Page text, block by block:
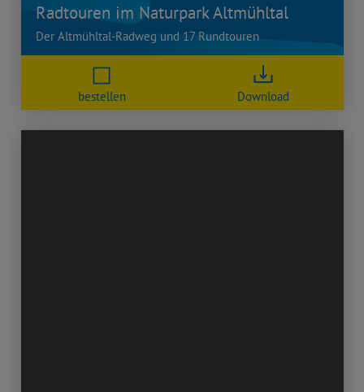
Radtouren im Naturpark Altmühltal
Der Altmühltal-Radweg und 17 Rundtouren
bestellen Download